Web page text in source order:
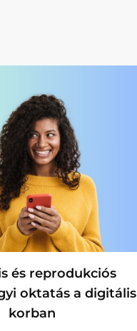
jó gyakorlatok
Gyakorlatok
digitális
és reprodukciós
oktatás a digitális
korban